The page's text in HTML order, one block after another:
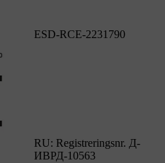
ESD-RCE-2231790
RU: Registreringsnr. Д-
ИВРД-10563